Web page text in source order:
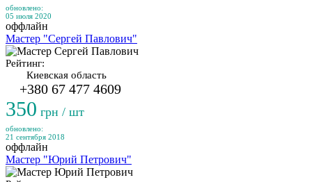
обновлено:
05 июля 2020
оффлайн
Мастер "Сергей Павлович"
Рейтинг:
Киевская область
+380 67 477 4609
350 грн / шт
обновлено:
21 сентября 2018
оффлайн
Мастер "Юрий Петрович"